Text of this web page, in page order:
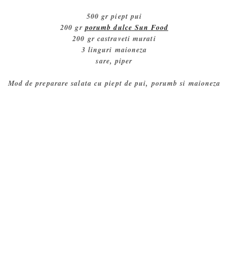
500 gr piept pui
200 grporumb dulce Sun Food
200 gr castraveti murati
3 linguri maioneza
sare, piper
Mod de preparare salata cu piept de pui, porumb si maioneza